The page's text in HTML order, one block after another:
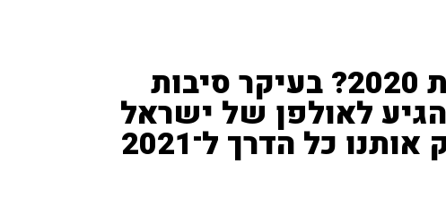
אז מה היה חסר לנו בשנת 2020? בעיקר סיבות
לאולפן של ישראל
כל הדרך ל־2021